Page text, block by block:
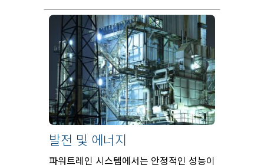
발전 및 에너지
파워트레인 시스템에서는 안정적인 성능이